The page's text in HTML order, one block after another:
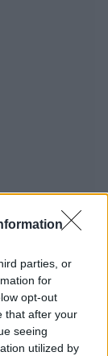
parties, or
for
opt-out
that after your
seeing
utilized by